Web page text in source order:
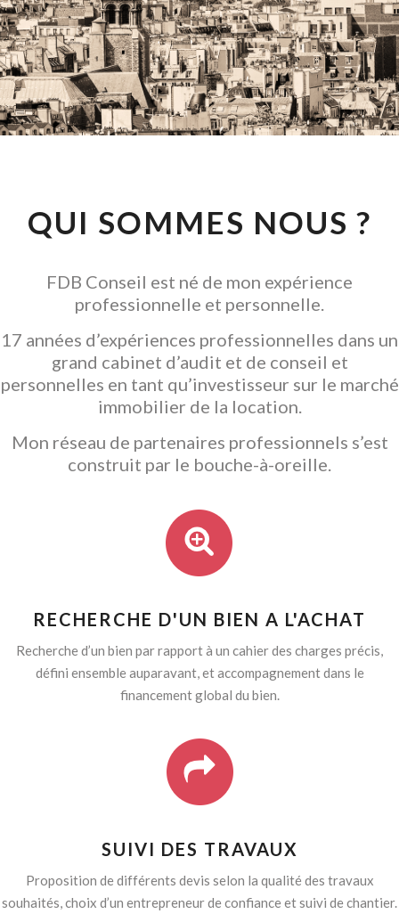
CONSEIL EN
INVESTISSEMENT
LOCATIF
GARANTIR L' ACQUISITION
QUI SOMMES NOUS ?
FDB Conseil est né de mon expérience
professionnelle et personnelle.
17 années d’expériences professionnelles dans un
grand cabinet d’audit et de conseil et
personnelles en tant qu’investisseur sur le marché
immobilier de la location.
Mon réseau de partenaires professionnels s’est
construit par le bouche-à-oreille.
RECHERCHE D'UN BIEN A L'ACHAT
Recherche d’un bien par rapport à un cahier des charges précis,
défini ensemble auparavant, et accompagnement dans le
financement global du bien.
SUIVI DES TRAVAUX
Proposition de différents devis selon la qualité des travaux
souhaités, choix d’un entrepreneur de confiance et suivi de chantier.